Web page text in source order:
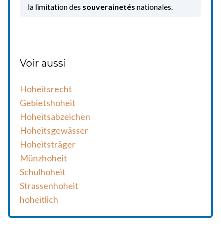
la limitation des souverainetés nationales.
Voir aussi
Hoheitsrecht
Gebietshoheit
Hoheitsabzeichen
Hoheitsgewässer
Hoheitsträger
Münzhoheit
Schulhoheit
Strassenhoheit
hoheitlich